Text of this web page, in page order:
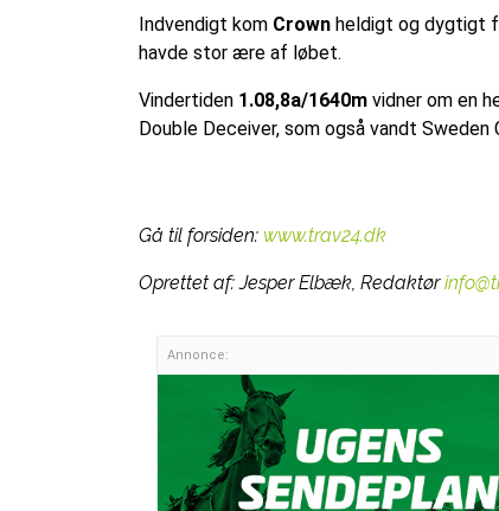
Indvendigt kom Crown heldigt og dygtigt
havde stor ære af løbet.
Vindertiden 1.08,8a/1640m vidner om en
Double Deceiver, som også vandt Sweden
Gå til forsiden: www.trav24.dk
Oprettet af:Jesper Elbæk, Redaktør
Annonce: